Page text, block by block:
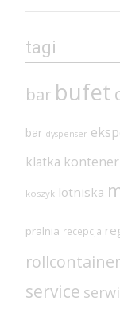
tagi
bar bufet
bar dyspenser
klatka kontener
koszyk lotniska
pralnia recepcja
rollcontainer
service